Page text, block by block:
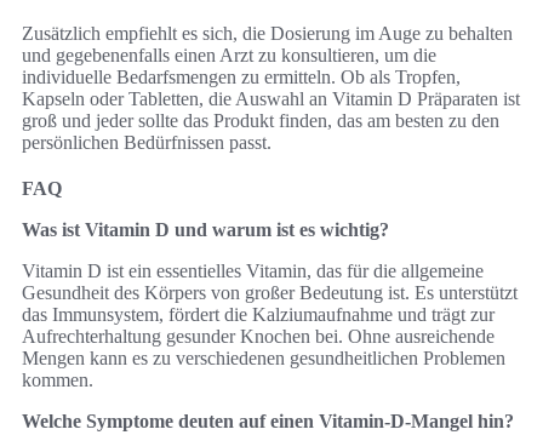
Zusätzlich empfiehlt es sich, die Dosierung im Auge zu behalten
und gegebenenfalls einen Arzt zu konsultieren, um die
individuelle Bedarfsmengen zu ermitteln. Ob als Tropfen,
Kapseln oder Tabletten, die Auswahl an Vitamin D Präparaten ist
groß und jeder sollte das Produkt finden, das am besten zu den
persönlichen Bedürfnissen passt.
FAQ
Was ist Vitamin D und warum ist es wichtig?
Vitamin D ist ein essentielles Vitamin, das für die allgemeine
Gesundheit des Körpers von großer Bedeutung ist. Es unterstützt
das Immunsystem, fördert die Kalziumaufnahme und trägt zur
Aufrechterhaltung gesunder Knochen bei. Ohne ausreichende
Mengen kann es zu verschiedenen gesundheitlichen Problemen
kommen.
Welche Symptome deuten auf einen Vitamin-D-Mangel hin?